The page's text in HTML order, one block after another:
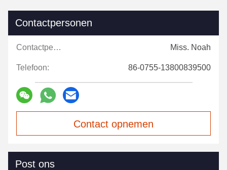
sessions. Highly recommend taking the time to
fantastic once you dial in the IPD correctly. The
sweet spot makes all the difference. No more
eye strain during long sessions. Highly
recommend taking the time to set it up
properly!""The Pico 4's visual clarity is fantastic
adjustment is smooth, and finding that sweet
strain during long sessions. Highly r
Contactpersonen
Contactpersonen: Miss. Noah
Telefoon: 86-0755-13800839500
Contact opnemen
Post ons